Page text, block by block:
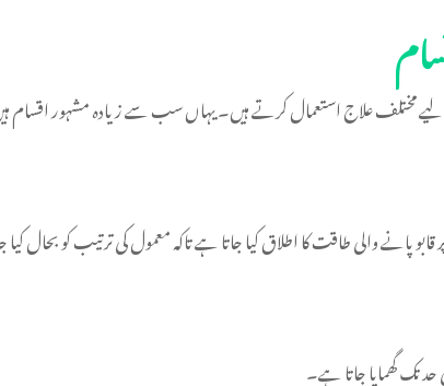
لیے مختلف علاج استعمال کرتے ہیں۔ یہاں سب سے زیادہ مشہور اقسام
پانے والی طاقت کا اطلاق کیا جاتا ہے تاکہ معمول کی ترتیب کو بحال
تک گھمایا جاتا ہے۔